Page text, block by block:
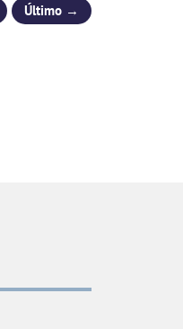
Último →